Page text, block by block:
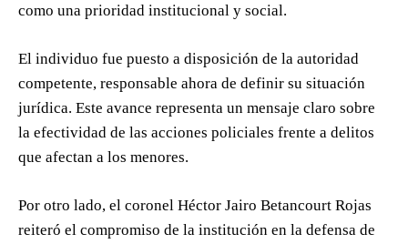
como una prioridad institucional y social.
El individuo fue puesto a disposición de la autoridad
competente, responsable ahora de definir su situación
jurídica. Este avance representa un mensaje claro sobre
la efectividad de las acciones policiales frente a delitos
que afectan a los menores.
Por otro lado, el coronel Héctor Jairo Betancourt Rojas
reiteró el compromiso de la institución en la defensa de